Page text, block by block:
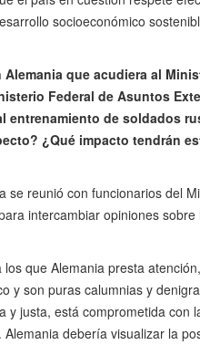
socioeconómico
que acudiera al
Federal de Asuntos
de soldados
¿Qué impacto tendrán
reunió con funcionarios del
intercambiar opiniones
que Alemania presta
y son puras calumnias y
justa, está comprometida con
debería visualizar la